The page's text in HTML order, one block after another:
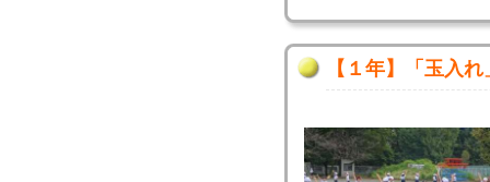
【１年】「玉入